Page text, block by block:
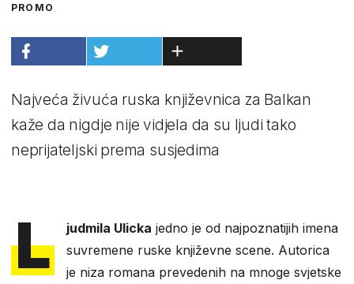
PROMO
Najveća živuća ruska književnica za Balkan
kaže da nigdje nije vidjela da su ljudi tako
neprijateljski prema susjedima
L judmila Ulicka jedno je od najpoznatijih imena
suvremene ruske književne scene. Autorica
je niza romana prevedenih na mnoge svjetske